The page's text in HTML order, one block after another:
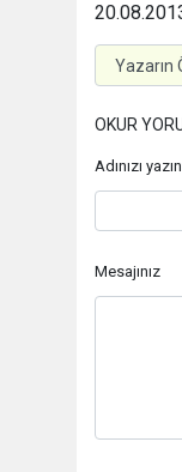
OKUR
Adınızı
Mesajınız